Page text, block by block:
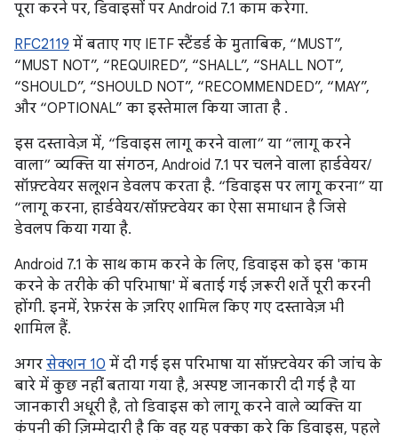
पूरा करने पर, डिवाइसों पर Android 7.1 काम करेगा.
RFC2119 में बताए गए IETF स्टैंडर्ड के मुताबिक, “MUST”,
“MUST NOT”, “REQUIRED”, “SHALL”, “SHALL NOT”,
“SHOULD”, “SHOULD NOT”, “RECOMMENDED”, “MAY”,
और “OPTIONAL” का इस्तेमाल किया जाता है .
इस दस्तावेज़ में, “डिवाइस लागू करने वाला” या “लागू करने
वाला” व्यक्ति या संगठन, Android 7.1 पर चलने वाला हार्डवेयर/
सॉफ़्टवेयर सलूशन डेवलप करता है. “डिवाइस पर लागू करना” या
“लागू करना, हार्डवेयर/सॉफ़्टवेयर का ऐसा समाधान है जिसे
डेवलप किया गया है.
Android 7.1 के साथ काम करने के लिए, डिवाइस को इस 'काम
करने के तरीके की परिभाषा' में बताई गई ज़रूरी शर्तें पूरी करनी
होंगी. इनमें, रेफ़रंस के ज़रिए शामिल किए गए दस्तावेज़ भी
शामिल हैं.
अगर सेक्शन 10 में दी गई इस परिभाषा या सॉफ़्टवेयर की जांच के
बारे में कुछ नहीं बताया गया है, अस्पष्ट जानकारी दी गई है या
जानकारी अधूरी है, तो डिवाइस को लागू करने वाले व्यक्ति या
कंपनी की ज़िम्मेदारी है कि वह यह पक्का करे कि डिवाइस, पहले